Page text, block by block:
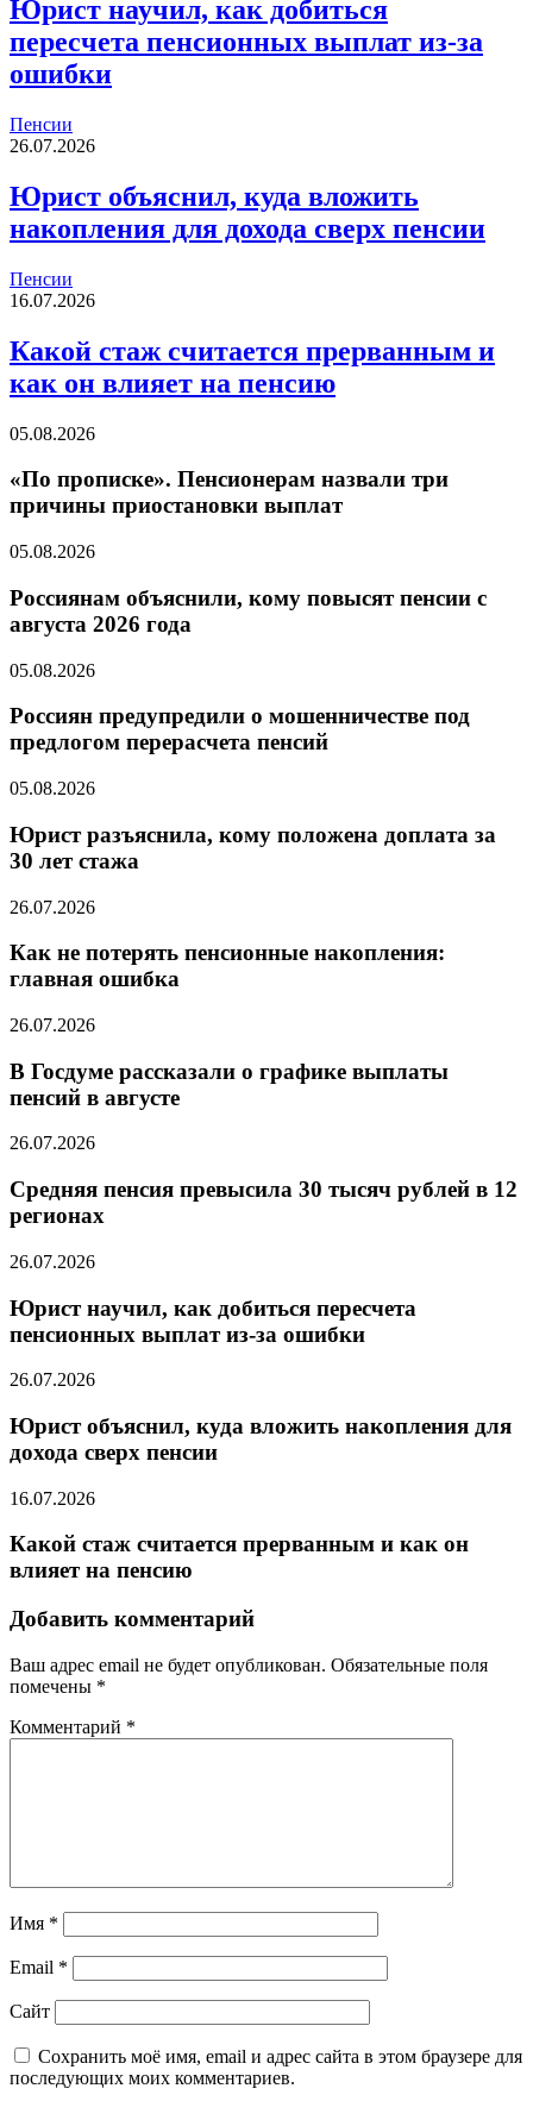
Юрист научил, как добиться
пересчета пенсионных выплат из-за
ошибки
Пенсии
26.07.2026
Юрист объяснил, куда вложить
накопления для дохода сверх пенсии
Пенсии
16.07.2026
Какой стаж считается прерванным и
как он влияет на пенсию
05.08.2026
«По прописке». Пенсионерам назвали три
причины приостановки выплат
05.08.2026
Россиянам объяснили, кому повысят пенсии с
августа 2026 года
05.08.2026
Россиян предупредили о мошенничестве под
предлогом перерасчета пенсий
05.08.2026
Юрист разъяснила, кому положена доплата за
30 лет стажа
26.07.2026
Как не потерять пенсионные накопления:
главная ошибка
26.07.2026
В Госдуме рассказали о графике выплаты
пенсий в августе
26.07.2026
Средняя пенсия превысила 30 тысяч рублей в 12
регионах
26.07.2026
Юрист научил, как добиться пересчета
пенсионных выплат из-за ошибки
26.07.2026
Юрист объяснил, куда вложить накопления для
дохода сверх пенсии
16.07.2026
Какой стаж считается прерванным и как он
влияет на пенсию
Добавить комментарий
Ваш адрес email не будет опубликован. Обязательные поля
помечены *
Комментарий *
Имя *
Email *
Сайт
Сохранить моё имя, email и адрес сайта в этом браузере для
последующих моих комментариев.